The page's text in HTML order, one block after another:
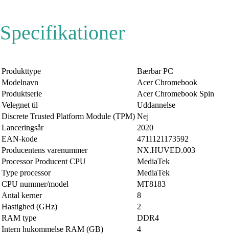
Specifikationer
Produkttype
Bærbar PC
Modelnavn
Acer Chromebook
Produktserie
Acer Chromebook Spin
Velegnet til
Uddannelse
Discrete Trusted Platform Module (TPM) Nej
Lanceringsår
2020
EAN-kode
4711121173592
Producentens varenummer
NX.HUVED.003
Processor Producent CPU
MediaTek
Type processor
MediaTek
CPU nummer/model
MT8183
Antal kerner
8
Hastighed (GHz)
2
RAM type
DDR4
Intern hukommelse RAM (GB)
4